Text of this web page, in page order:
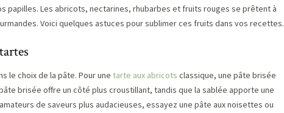
papilles. Les abricots, nectarines, rhubarbes et fruits rouges se prêtent à
Voici quelques astuces pour sublimer ces fruits dans vos recettes.
le choix de la pâte. Pour une tarte aux abricots classique, une pâte brisée
brisée offre un côté plus croustillant, tandis que la sablée apporte une
de saveurs plus audacieuses, essayez une pâte aux noisettes ou